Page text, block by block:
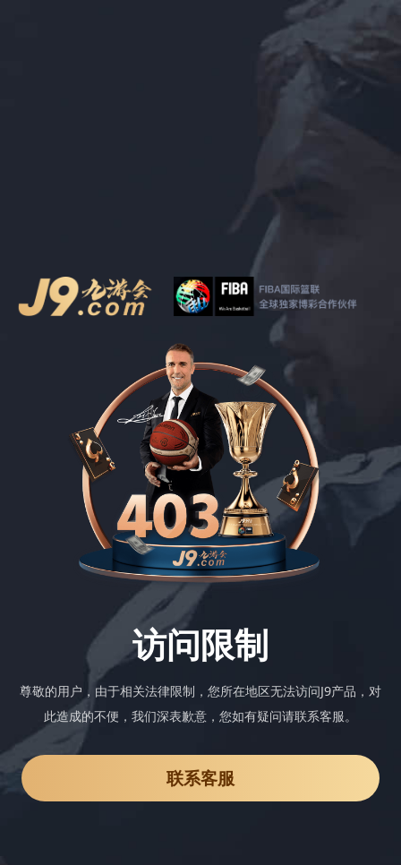
访问限制
尊敬的用户，由于相关法律限制，您所在地区无法访问J9产品，对
此造成的不便，我们深表歉意，您如有疑问请联系客服。
联系客服